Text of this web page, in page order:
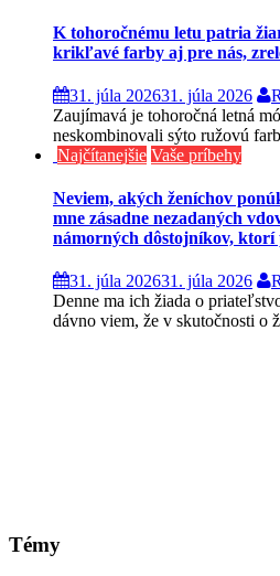
K tohoročnému letu patria
krikľavé farby aj pre nás,
31. júla 202631. júla 2026
Zaujímavá je tohoročná letná
neskombinovali sýto ružovú
Najčítanejšie Vaše príbehy
Neviem, akých ženíchov
mne zásadne nezadaných
námorných dôstojníkov,
31. júla 202631. júla 2026
Denne ma ich žiada o
dávno viem, že v skutočnosti o
Témy